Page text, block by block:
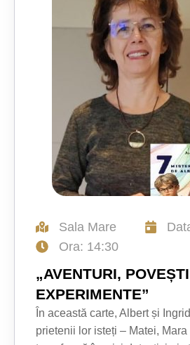
Sala Mare
Ora: 14:30
„AVENTURI,
EXPERIMENTE”
În această carte, Albert și
prietenii lor isteți – Matei,